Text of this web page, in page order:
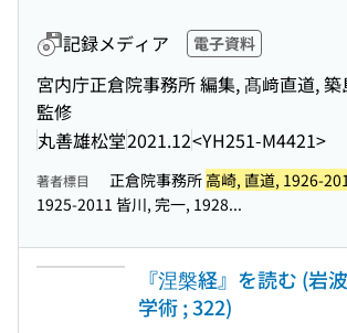
記録メディア 電子資料
宮内庁正倉院事務所 編集, 髙﨑直道,
監修
丸善雄松堂2021.12<YH251-M4421>
著者標目 正倉院事務所 高崎, 直道, 1926-
1925-2011 皆川, 完一, 1928...
『涅槃経』を読む (岩
学術 ; 322)